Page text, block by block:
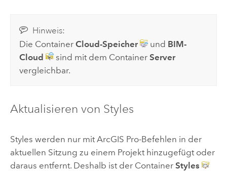
Hinweis:
Die ContainerCloud-Speicher und BIM-
Cloud
sind mit dem ContainerServer
vergleichbar.
Aktualisieren von Styles
Styles werden nur mit ArcGIS Pro-Befehlen in der
aktuellen Sitzung zu einem Projekt hinzugefügt oder
daraus entfernt. Deshalb ist der Container Styles